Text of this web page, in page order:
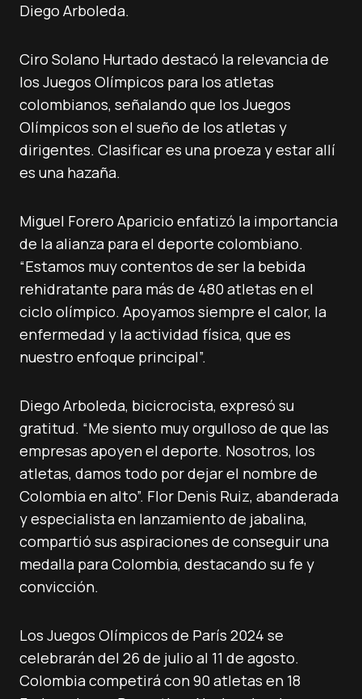
Diego Arboleda.
Ciro Solano Hurtado destacó la relevancia de
los Juegos Olímpicos para los atletas
colombianos, señalando que los Juegos
Olímpicos son el sueño de los atletas y
dirigentes. Clasificar es una proeza y estar allí
es una hazaña.
Miguel Forero Aparicio enfatizó la importancia
de la alianza para el deporte colombiano.
“Estamos muy contentos de ser la bebida
rehidratante para más de 480 atletas en el
ciclo olímpico. Apoyamos siempre el calor, la
enfermedad y la actividad física, que es
nuestro enfoque principal”.
Diego Arboleda, bicicrocista, expresó su
gratitud. “Me siento muy orgulloso de que las
empresas apoyen el deporte. Nosotros, los
atletas, damos todo por dejar el nombre de
Colombia en alto”. Flor Denis Ruiz, abanderada
y especialista en lanzamiento de jabalina,
compartió sus aspiraciones de conseguir una
medalla para Colombia, destacando su fe y
convicción.
Los Juegos Olímpicos de París 2024 se
celebrarán del 26 de julio al 11 de agosto.
Colombia competirá con 90 atletas en 18